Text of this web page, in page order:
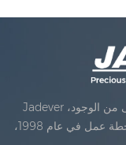
Jadever تأسست في يوليو، 1986. خلال السنوات الأولى من الوجود،
تقدمت شركتنا في الابتكار التكنولوجي وتطوير خطة عمل في عام 1998،